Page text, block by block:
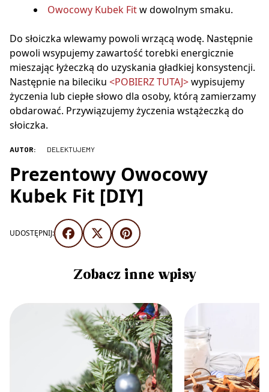
Owocowy Kubek Fitw dowolnym smaku.
Do słoiczka wlewamy powoli wrzącą wodę. Następnie
powoli wsypujemy zawartość torebki energicznie
mieszając łyżeczką do uzyskania gładkiej konsystencji.
Następnie na bileciku <POBIERZ TUTAJ>wypisujemy
życzenia lub ciepłe słowo dla osoby, którą zamierzamy
obdarować. Przywiązujemy życzenia wstążeczką do
słoiczka.
AUTOR: DELEKTUJEMY
Prezentowy Owocowy
Kubek Fit [DIY]
UDOSTĘPNIJ:
Zobacz inne wpisy